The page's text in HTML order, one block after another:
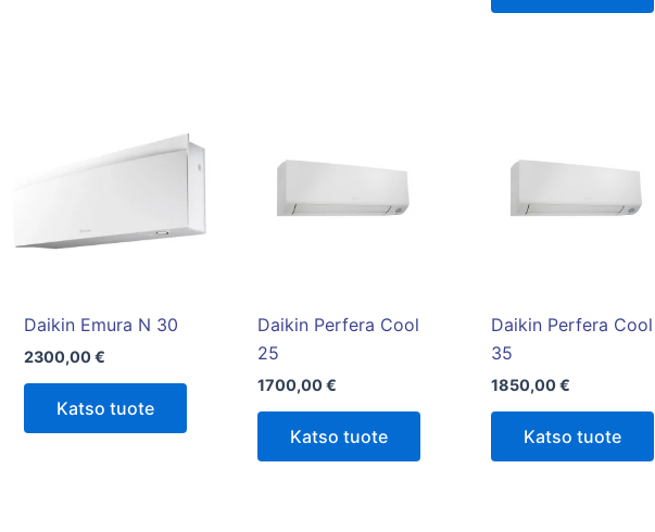
Daikin Emura N 30
2300,00€
Katso tuote
on
muunnelma.
Voit
Daikin Perfera Cool
25
1700,00€
Katso tuote
Daikin Perfera Cool
35
1850,00€
Katso tuote